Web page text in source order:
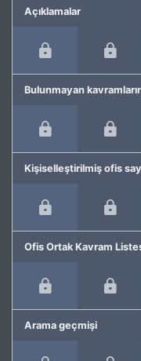
Açıklamalar
Bulunmayan
Kişiselleştirilmiş ofis
Ofis Ortak Kavram
Arama geçmişi